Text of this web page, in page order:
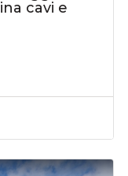
cavi e